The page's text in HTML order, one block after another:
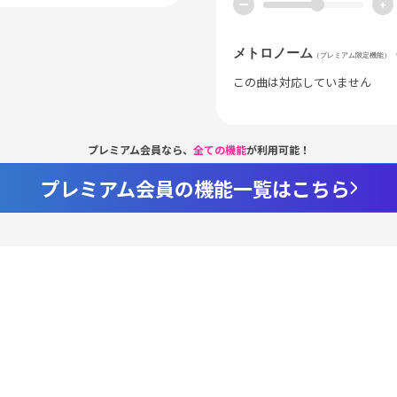
ー +
メトロノーム （プレミアム限定機能）
この曲は対応していません
プレミアム会員なら、 全ての機能が利用可能！
プレミアム会員の機能一覧はこちら